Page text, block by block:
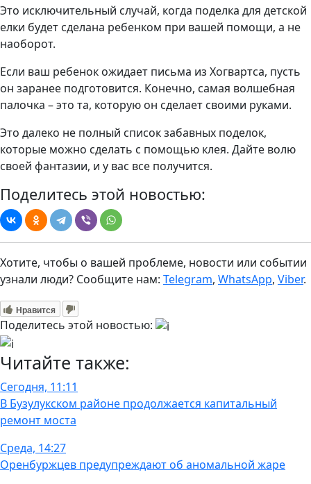
Это исключительный случай, когда поделка для детской
елки будет сделана ребенком при вашей помощи, а не
наоборот.
Если ваш ребенок ожидает письма из Хогвартса, пусть
он заранее подготовится. Конечно, самая волшебная
палочка – это та, которую он сделает своими руками.
Это далеко не полный список забавных поделок,
которые можно сделать с помощью клея. Дайте волю
своей фантазии, и у вас все получится.
Поделитесь этой новостью:
Хотите, чтобы о вашей проблеме, новости или событии
узнали люди? Сообщите нам: Telegram, WhatsApp, Viber.
Нравится
Поделитесь этой новостью:
Читайте также:
Сегодня, 11:11
В Бузулукском районе продолжается капитальный
ремонт моста
Среда, 14:27
Оренбуржцев предупреждают об аномальной жаре